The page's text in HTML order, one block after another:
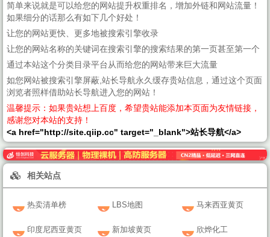
简单来说就是可以给您的网站提升权重排名，增加外链和网站流量！
如果细分的话那么有如下几个好处！
让您的网站更快、更多地被搜索引擎收录
让您的网站名称的关键词在搜索引擎的搜索结果的第一页甚至第一个
通过本站这个分类目录平台从而给您的网站带来巨大流量
如您网站被搜索引擎屏蔽,站长导航永久缓存贵站信息，通过这个页面
浏览者照样借助站长导航进入您的网站！
温馨提示：如果贵站想上百度，希望贵站能添加本页面为友情链接，
感谢您对本站的支持！
<a href="http://site.qiip.cc" target="_blank">站长导航</a>
相关站点
热卖清单榜 LBS地图 马来西亚黄页
印度尼西亚黄页 新加坡黄页 欣烨化工